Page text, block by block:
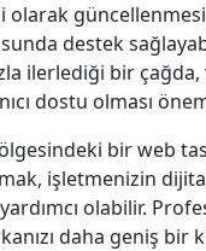
güncellenmesi
destek
ilerlediği bir
dostu olması
bir web
işletmenizin
olabilir.
daha geniş bir